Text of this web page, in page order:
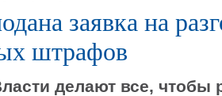
заявка на
штрафов
делают все, чтобы